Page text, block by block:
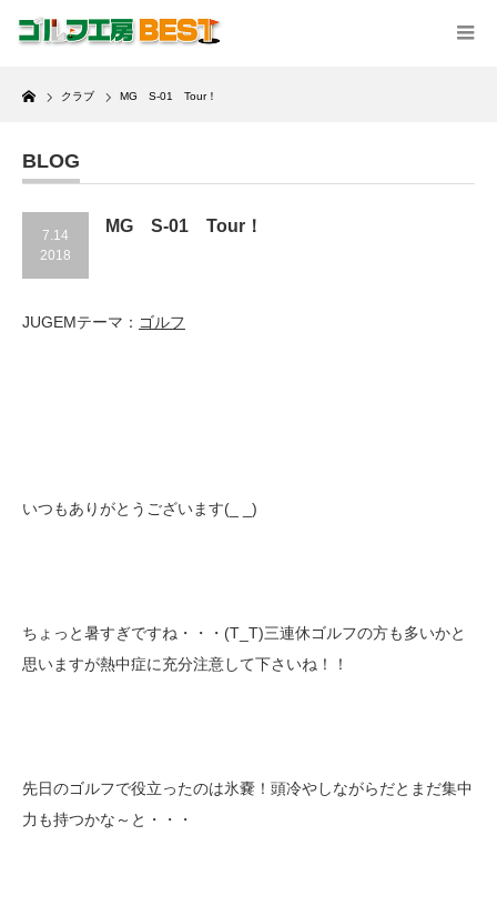
Home
クラブ MG S-01 Tour！
BLOG
7.14
2018
MG S-01 Tour！
JUGEMテーマ： ゴルフ
いつもありがとうございます(_ _)
ちょっと暑すぎですね・・・(T_T)三連休ゴルフの方も多いかと
思いますが熱中症に充分注意して下さいね！！
先日のゴルフで役立ったのは氷嚢！頭冷やしながらだとまだ集中
力も持つかな～と・・・